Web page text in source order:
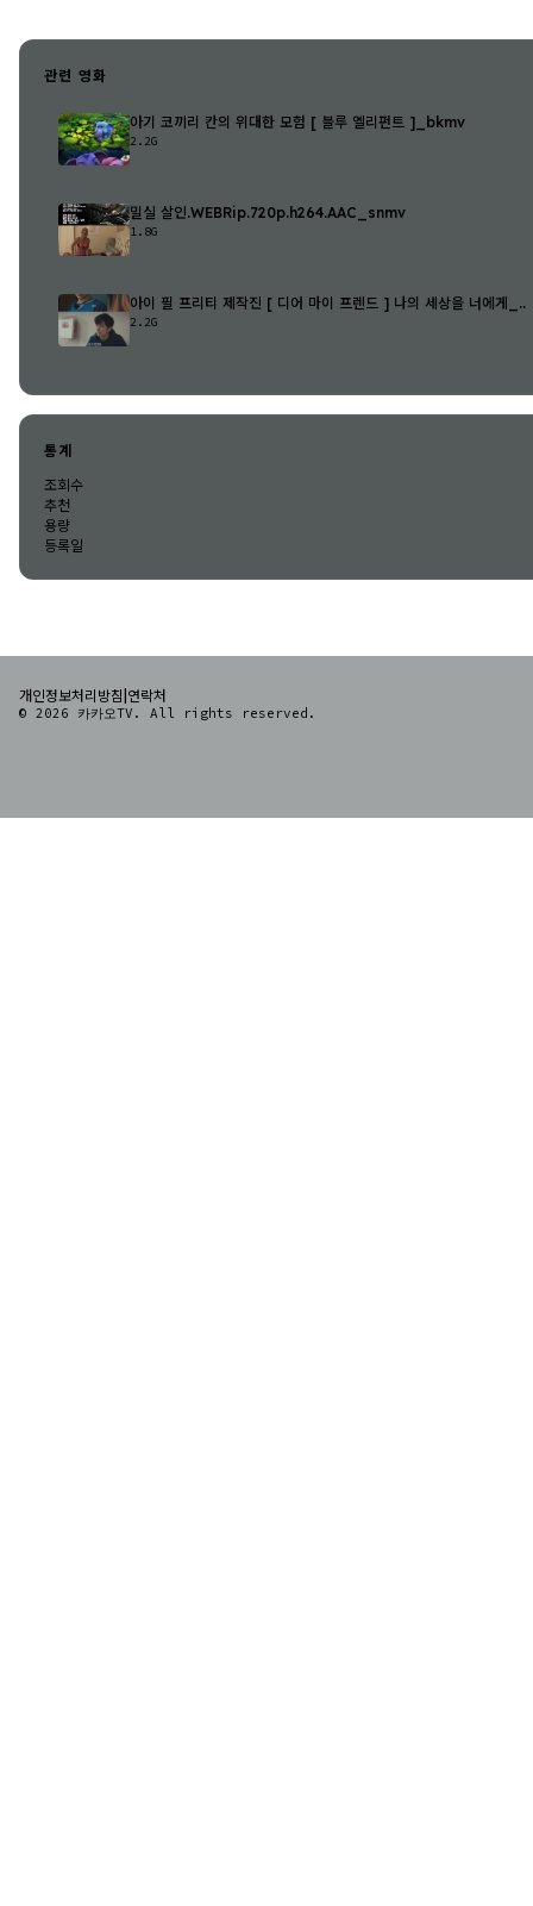
관련 영화
아기 코끼리 칸의 위대한 모험 [ 블루 엘리펀트 ]_bkmv
2.2G
밀실 살인.WEBRip.720p.h264.AAC_snmv
1.8G
아이 필 프리티 제작진 [ 디어 마이 프렌드 ] 나의 세상을 너에게_..
2.2G
통계
조회수
추천
용량
등록일
개인정보처리방침 연락처
© 2026 카카오TV. All rights reserved.